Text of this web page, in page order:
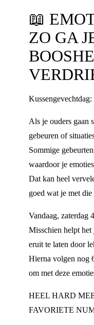
📖
ZO GA
Als je ouders gaan
gebeuren of
Sommige
waardoor je
Dat kan heel
goed wat je met die
Vandaag, zaterdag
Misschien helpt
eruit te laten door
Hierna volgen nog
om met deze
HEEL HARD
FAVORIETE